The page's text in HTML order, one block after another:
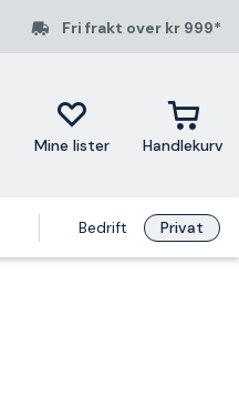
Fri frakt over kr 999*
Mine lister Handlekurv
Bedrift Privat